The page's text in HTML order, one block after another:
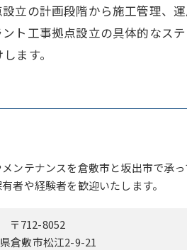
立の計画段階から施工管理、
ト工事拠点設立の具体的なス
ます。
ンテナンスを倉敷市と坂出市で承
者や経験者を歓迎いたします。
〒712-8052
倉敷市松江2-9-21